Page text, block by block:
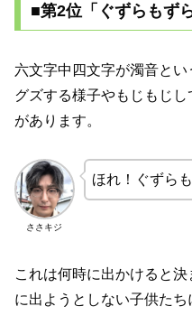
■第2位「ぐずらもずら
六文字中四文字が濁音と
グズする様子やもじもじ
があります。
ささキジ
ほれ！ぐずら
これは何時に出かけると
に出ようとしない子供たち